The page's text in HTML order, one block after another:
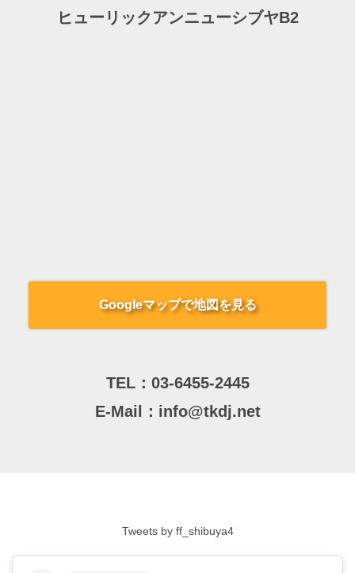
ヒューリックアンニューシブヤB2
Googleマップで地図を見る
TEL： 03-6455-2445
E-Mail： info@tkdj.net
Tweets by ff_shibuya4